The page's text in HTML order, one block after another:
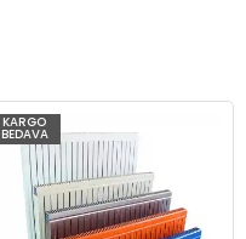
KARGO
BEDAVA